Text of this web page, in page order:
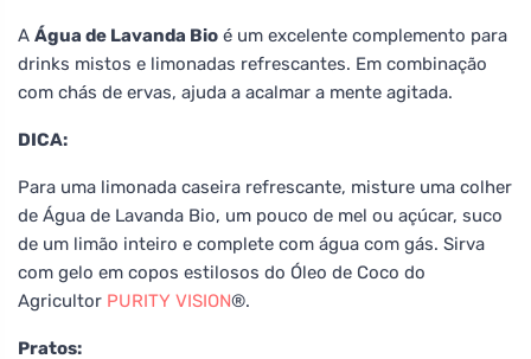
A Água de Lavanda Bio é um excelente complemento para
drinks mistos e limonadas refrescantes. Em combinação
com chás de ervas, ajuda a acalmar a mente agitada.
DICA:
Para uma limonada caseira refrescante, misture uma colher
de Água de Lavanda Bio, um pouco de mel ou açúcar, suco
de um limão inteiro e complete com água com gás. Sirva
com gelo em copos estilosos do Óleo de Coco do
Agricultor PURITY VISION®.
Pratos: